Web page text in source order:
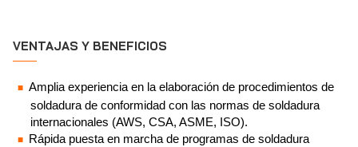
VENTAJAS Y BENEFICIOS
Amplia experiencia en la elaboración de procedimientos de
soldadura de conformidad con las normas de soldadura
internacionales (AWS, CSA, ASME, ISO).
Rápida puesta en marcha de programas de soldadura